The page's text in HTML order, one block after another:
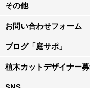
その他
お問い合わせフォーム
ブログ「庭サポ」
植木カットデザイナー